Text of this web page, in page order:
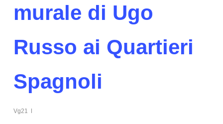
murale di Ugo
Russo ai Quartieri
Spagnoli
Vg21